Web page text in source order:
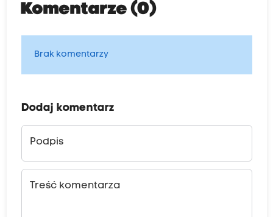
Komentarze (0)
Brak komentarzy
Dodaj komentarz
Podpis
Treść komentarza